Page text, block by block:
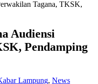
Audiensi
Pendamping
Lampung, News